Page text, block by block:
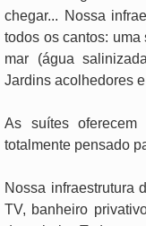
chegar... Nossa
todos os cantos:
mar (água
Jardins acolhedores
As suítes oferecem
totalmente pensado
Nossa infraestrutura
TV, banheiro